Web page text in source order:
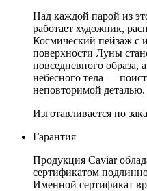
Над каждой парой из
работает художник,
Космический пейзаж с
поверхности Луны
повседневного образа,
небесного тела —
неповторимой деталью.
Изготавливается по
Гарантия
Продукция Caviar
сертификатом
Именной сертификат